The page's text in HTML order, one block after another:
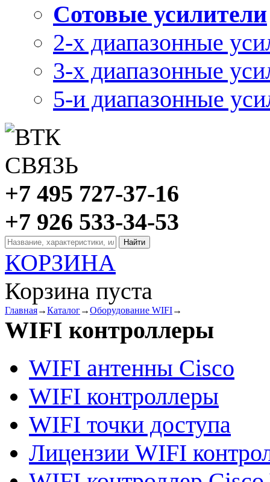
Сотовые усилители
2-х диапазонные
3-х диапазонные
5-и диапазонные
+7 495 727-37-16
+7 926 533-34-53
КОРЗИНА
Корзина пуста
Главная→Каталог→Оборудование WIFI→
WIFI контроллеры
WIFI антенны Cisco
WIFI контроллеры
WIFI точки доступа
Лицензии WIFI